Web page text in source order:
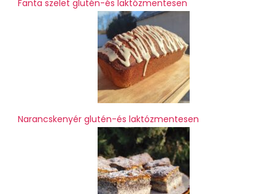
Fanta szelet glutén-és laktózmentesen
Narancskenyér glutén-és laktózmentesen